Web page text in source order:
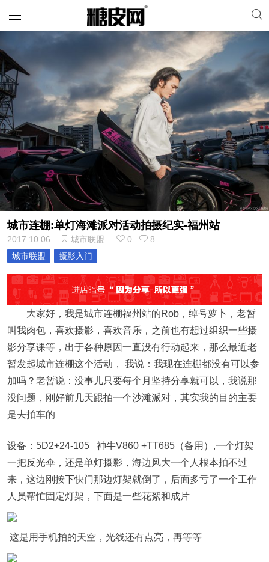
城市连棚:单灯海滩派对活动拍摄纪实-福州站
2017.10.06 城市联盟 0
8
城市联盟
摄影入门
大家好，我是城市连棚福州站的Rob，绰号萝卜，老暂
叫我肉包，喜欢摄影，喜欢音乐，之前也有想过组织一些摄
影分享课等，出于各种原因一直没有行动起来，那么最近老
暂发起城市连棚这个活动， 我说：我现在连棚都没有可以参
加吗？老暂说：没事儿只要每个月坚持分享就可以，我说那
没问题，刚好前几天跟拍一个沙滩派对，其实我的目的主要
是去拍车的
设备：5D2+24-105 神牛V860 +TT685（备用）,一个灯架
一把反光伞，还是单灯摄影，海边风大一个人根本拍不过
来，这边刚按下快门那边灯架就倒了，后面多亏了一个工作
人员帮忙固定灯架，下面是一些花絮和成片
这是用手机拍的天空，光线还有点亮，再等等